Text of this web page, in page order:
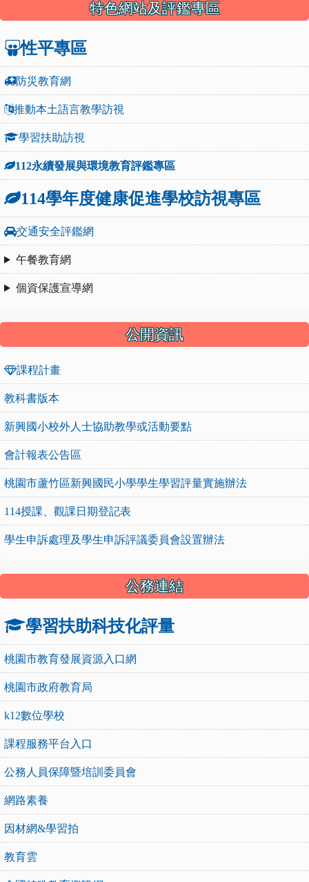
特色網站及評鑑專區
性平專區
防災教育網
推動本土語言教學訪視
學習扶助訪視
112永續發展與環境教育評鑑專區
114學年度健康促進學校訪視專區
交通安全評鑑網
午餐教育網
個資保護宣導網
公開資訊
課程計畫
教科書版本
新興國小校外人士協助教學或活動要點
會計報表公告區
桃園市蘆竹區新興國民小學學生學習評量實施辦法
114授課、觀課日期登記表
學生申訴處理及學生申訴評議委員會設置辦法
公務連結
學習扶助科技化評量
桃園市教育發展資源入口網
桃園市政府教育局
k12數位學校
課程服務平台入口
公務人員保障暨培訓委員會
網路素養
因材網&學習拍
教育雲